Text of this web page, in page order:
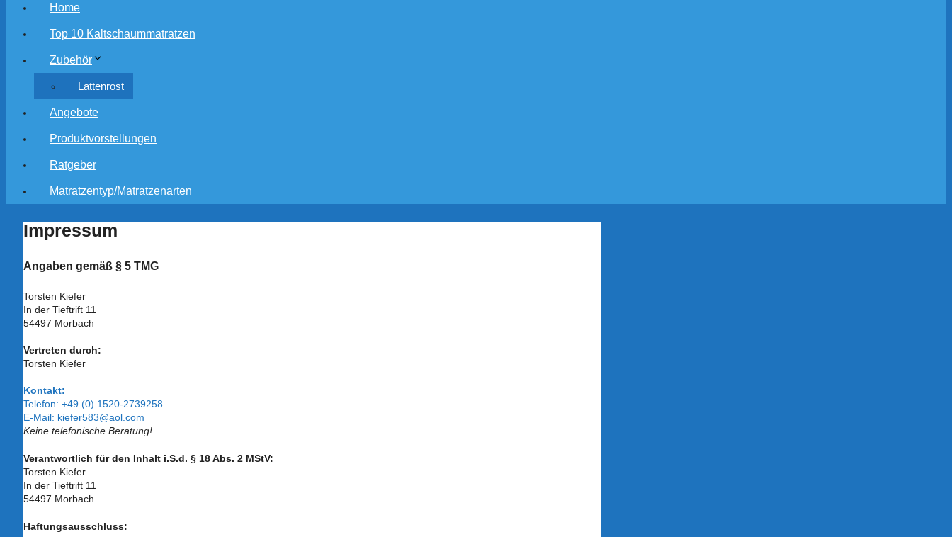
Home
Top 10 Kaltschaummatratzen
Zubehör
Lattenrost
Angebote
Produktvorstellungen
Ratgeber
Matratzentyp/Matratzenarten
Impressum
Angaben gemäß § 5 TMG
Torsten Kiefer
In der Tieftrift 11
54497 Morbach
Vertreten durch:
Torsten Kiefer
Kontakt:
Telefon: +49 (0) 1520-2739258
E-Mail: kiefer583@aol.com
Keine telefonische Beratung!
Verantwortlich für den Inhalt i.S.d. § 18 Abs. 2 MStV:
Torsten Kiefer
In der Tieftrift 11
54497 Morbach
Haftungsausschluss: